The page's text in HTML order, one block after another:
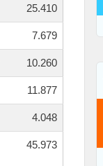
25.410
7.679
10.260
11.877
4.048
45.973